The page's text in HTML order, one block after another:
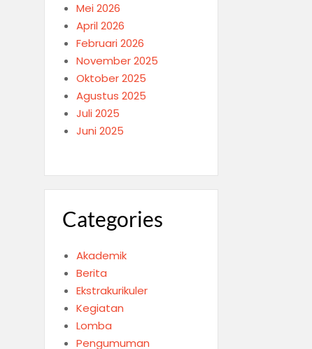
Mei 2026
April 2026
Februari 2026
November 2025
Oktober 2025
Agustus 2025
Juli 2025
Juni 2025
Categories
Akademik
Berita
Ekstrakurikuler
Kegiatan
Lomba
Pengumuman